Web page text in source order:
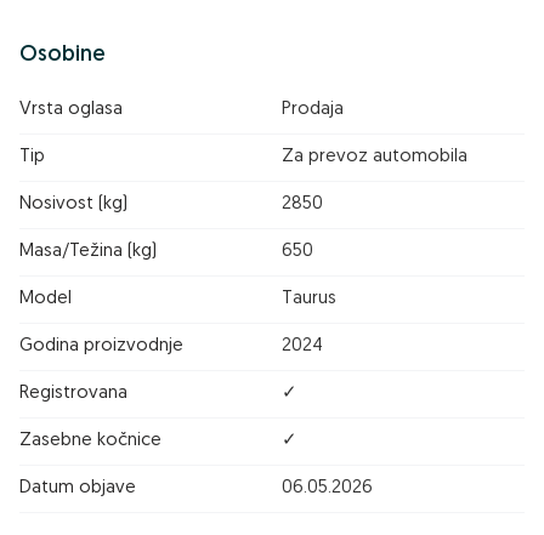
Osobine
Vrsta oglasa Prodaja
Tip Za prevoz automobila
Nosivost (kg) 2850
Masa/Težina (kg) 650
Model Taurus
Godina proizvodnje 2024
Registrovana ✓
Zasebne kočnice ✓
Datum objave 06.05.2026